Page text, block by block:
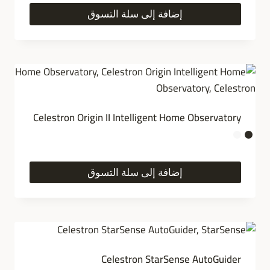
إضافة إلى سلة التسوق
Celestron Origin II Intelligent Home Observatory
إضافة إلى سلة التسوق
Celestron StarSense AutoGuider